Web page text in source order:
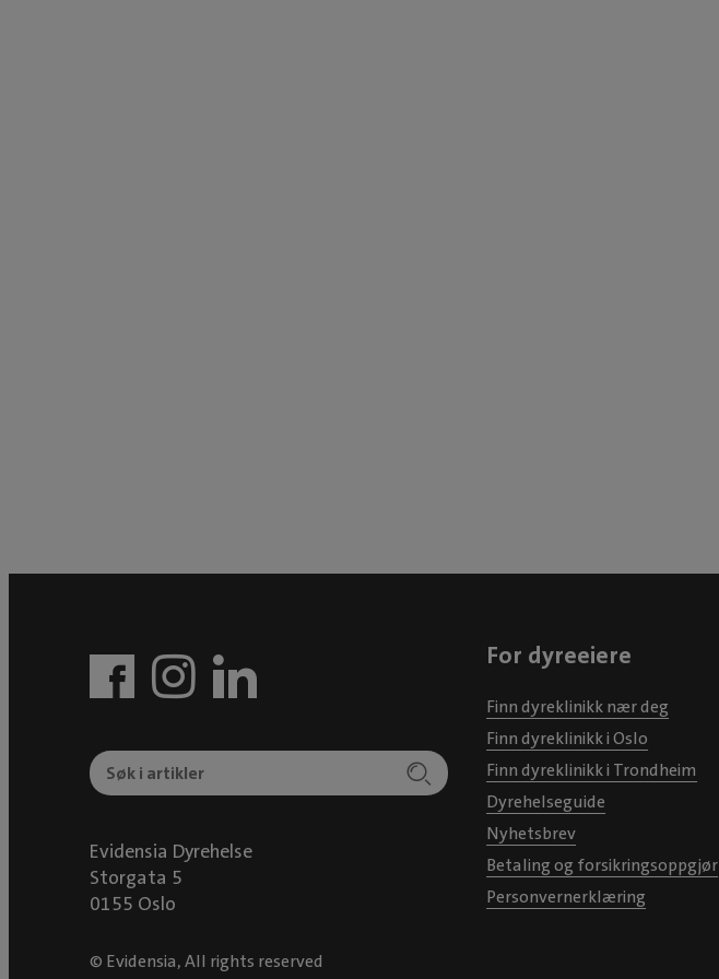
Evidensia Dyrehelse
Storgata 5
0155 Oslo
For dyreeiere
Finn dyreklinikk nær deg
Finn dyreklinikk i Oslo
Finn dyreklinikk i Trondheim
Dyrehelseguide
Nyhetsbrev
Betaling og forsikringsoppgjør
Personvernerklæring
© Evidensia, All rights reserved